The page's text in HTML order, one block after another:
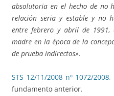
absolutoria en el hecho de no
relación seria y estable y no
entre febrero y abril de 1991,
madre en la época de la
de prueba indirectos».
STS 12/11/2008 nº 1072/
fundamento anterior.